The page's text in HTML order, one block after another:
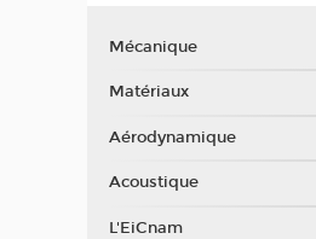
Mécanique
Matériaux
Aérodynamique
Acoustique
L'EiCnam